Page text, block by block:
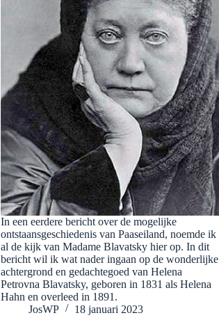
In een eerdere bericht over de mogelijke
ontstaansgeschiedenis van Paaseiland, noemde ik
al de kijk van Madame Blavatsky hier op. In dit
bericht wil ik wat nader ingaan op de wonderlijke
achtergrond en gedachtegoed van Helena
Petrovna Blavatsky, geboren in 1831 als Helena
Hahn en overleed in 1891.
JosWP
18 januari 2023